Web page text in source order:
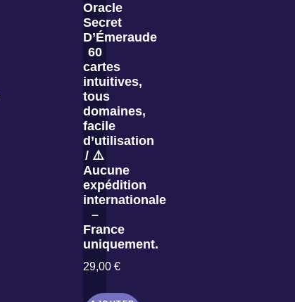
Oracle
Secret
D’Émeraude
60
cartes
intuitives,
tous
domaines,
facile
d’utilisation
/ ⚠️
Aucune
expédition
internationale
–
France
uniquement.
29,00€